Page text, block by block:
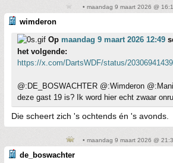
• maandag 9 maart 2026 @
wimderon
Op maandag 9 maart 2026 12:49
het volgende:
https://x.com/DartsWDF/status/
@:DE_BOSWACHTER @:Wimderon
deze gast 19 is? Ik word hier echt zwaar
Die scheert zich 's ochtends én 's avonds.
• maandag 9 maart 2026 @
de_boswachter